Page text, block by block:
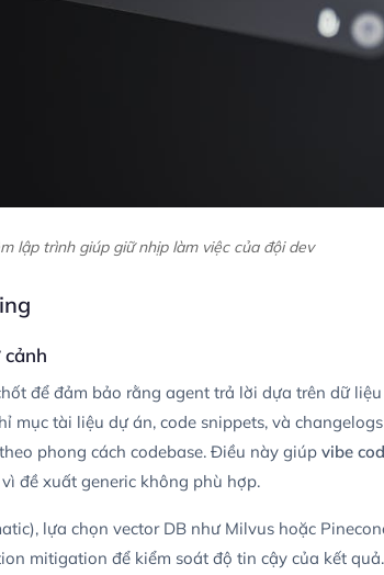
lập trình giúp giữ nhịp làm việc của đội dev
để đảm bảo rằng agent trả lời dựa trên dữ
tài liệu dự án, code snippets, và
phong cách codebase. Điều này giúp vibe
đề xuất generic không phù hợp.
lựa chọn vector DB như Milvus hoặc
mitigation để kiểm soát độ tin cậy của kết